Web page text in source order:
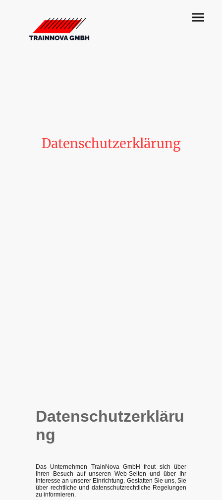
Datenschutzerklärung
Datenschutzerkläru
ng
Das Unternehmen TrainNova GmbH freut sich über
Ihren Besuch auf unseren Web-Seiten und über Ihr
Interesse an unserer Einrichtung. Gestatten Sie uns, Sie
über rechtliche und datenschutzrechtliche Regelungen
zu informieren.